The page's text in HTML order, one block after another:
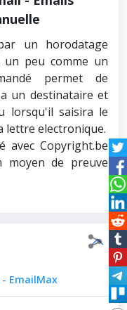
un horodatage
peu comme un
permet de
un destinataire et
lorsqu'il saisira le
lettre electronique.
avec Copyright.be
moyen de preuve
EmailMax